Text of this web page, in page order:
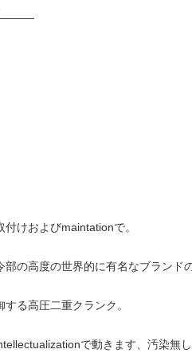
けおよびmaintationで。
の高度の世界的に有名なブランド
る高圧二重クランク。
で動きます、汚染無し